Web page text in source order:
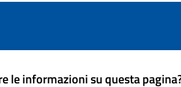
le informazioni su questa